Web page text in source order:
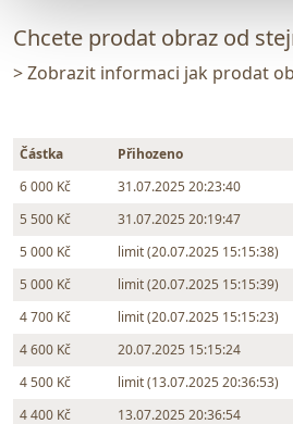
Chcete prodat obraz od
> Zobrazit informaci jak prodat
Částka Přihozeno
6 000 Kč
31.07.2025 20:23:40
5 500 Kč
31.07.2025 20:19:47
5 000 Kč
limit (20.07.2025 15:15:38)
5 000 Kč
limit (20.07.2025 15:15:39)
4 700 Kč
limit (20.07.2025 15:15:23)
4 600 Kč
20.07.2025 15:15:24
4 500 Kč
limit (13.07.2025 20:36:53)
4 400 Kč
13.07.2025 20:36:54